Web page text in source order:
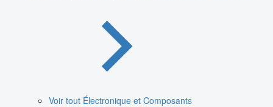
Voir tout Électronique et Composants